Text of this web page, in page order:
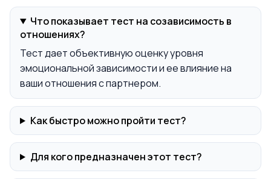
Что показывает тест на созависимость в
отношениях?
Тест дает объективную оценку уровня
эмоциональной зависимости и ее влияние на
ваши отношения с партнером.
Как быстро можно пройти тест?
Для кого предназначен этот тест?